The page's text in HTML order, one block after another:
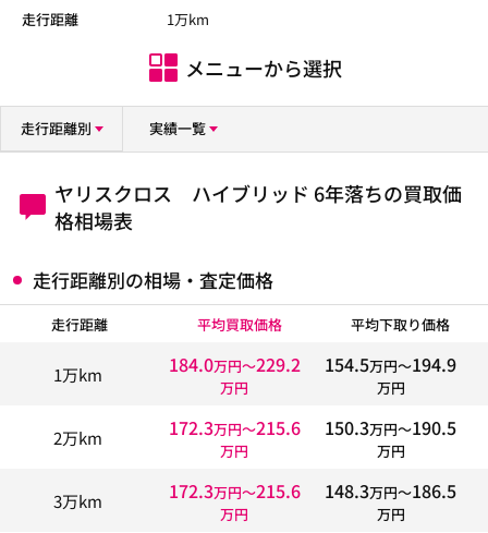
走行距離
1万km
メニューから選択
走行距離別 実績一覧
ヤリスクロス ハイブリッド 6年落ちの買取価
格相場表
走行距離別の相場・査定価格
走行距離 平均買取価格 平均下取り価格
1万km 184.0万円〜229.2
万円
154.5万円〜194.9
万円
2万km 172.3万円〜215.6
万円
150.3万円〜190.5
万円
3万km 172.3万円〜215.6
万円
148.3万円〜186.5
万円